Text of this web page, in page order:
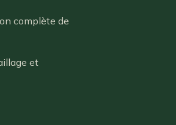
complète de
et